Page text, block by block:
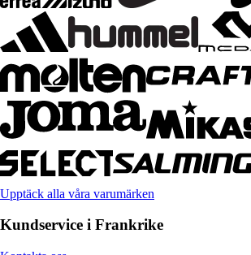
Upptäck alla våra varumärken
Kundservice i Frankrike